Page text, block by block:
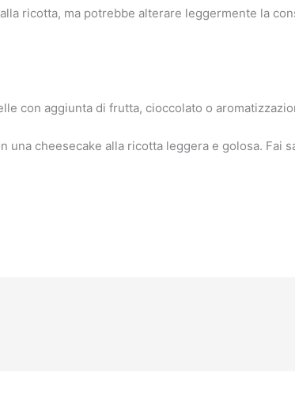
ricotta, ma potrebbe alterare leggermente la
con aggiunta di frutta, cioccolato o
cheesecake alla ricotta leggera e golosa. Fai